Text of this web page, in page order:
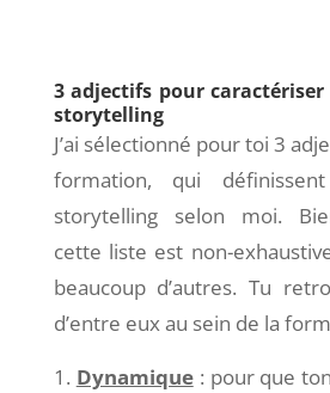
3 adjectifs pour
storytelling
J’ai sélectionné pour toi 3
formation, qui
storytelling selon moi.
cette liste est non-
beaucoup d’autres. Tu
d’entre eux au sein de la
Dynamique: pour que